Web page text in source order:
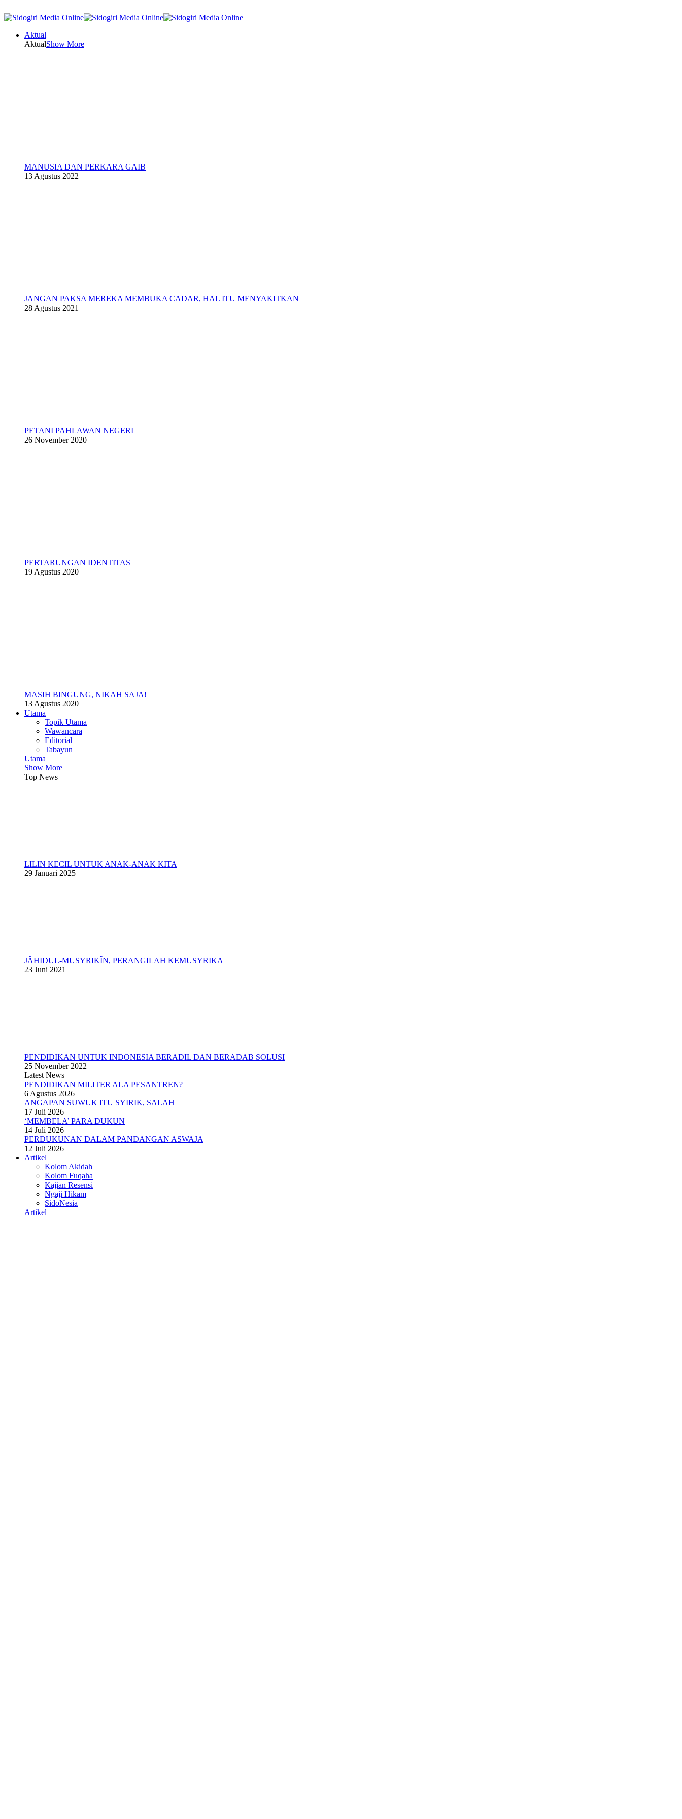
Aktual
AktualShow More
MANUSIA DAN PERKARA GAIB
13 Agustus 2022
JANGAN PAKSA MEREKA MEMBUKA CADAR, HAL ITU MENYAKITKAN
28 Agustus 2021
PETANI PAHLAWAN NEGERI
26 November 2020
PERTARUNGAN IDENTITAS
19 Agustus 2020
MASIH BINGUNG, NIKAH SAJA!
13 Agustus 2020
Utama
Topik Utama
Wawancara
Editorial
Tabayun
Utama
Show More
Top News
LILIN KECIL UNTUK ANAK-ANAK KITA
29 Januari 2025
JÂHIDUL-MUSYRIKÎN, PERANGILAH KEMUSYRIKA
23 Juni 2021
PENDIDIKAN UNTUK INDONESIA BERADIL DAN BERADAB SOLUSI
25 November 2022
Latest News
PENDIDIKAN MILITER ALA PESANTREN?
6 Agustus 2026
ANGAPAN SUWUK ITU SYIRIK, SALAH
17 Juli 2026
‘MEMBELA’ PARA DUKUN
14 Juli 2026
PERDUKUNAN DALAM PANDANGAN ASWAJA
12 Juli 2026
Artikel
Kolom Akidah
Kolom Fuqaha
Kajian Resensi
Ngaji Hikam
SidoNesia
Artikel